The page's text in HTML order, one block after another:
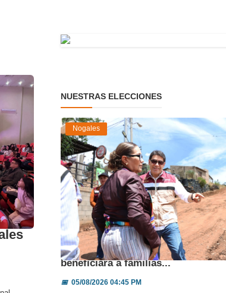
NUESTRAS ELECCIONES
Nogales
Avanza obra de pavimentación que
beneficiará a familias...
📅05/08/2026 04:45 PM